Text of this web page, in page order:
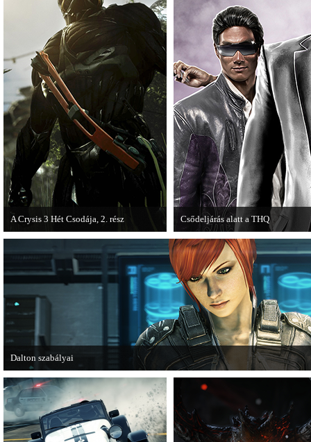
A Crysis 3 Hét Csodája, 2. rész
második része, amely a The Hunt címet
kapta.
Csődeljárás alatt a THQ
Egy újabb videojáték-kiadó került
Dalton szabályai
Új videóval jelentkezik az Insomniac Games játéka, a Fuse.